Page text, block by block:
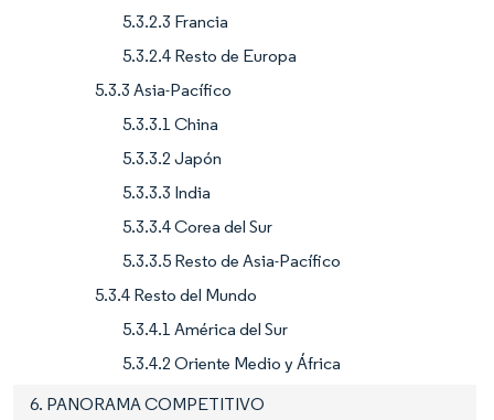
5.3.2.3 Francia
5.3.2.4 Resto de Europa
5.3.3 Asia-Pacífico
5.3.3.1 China
5.3.3.2 Japón
5.3.3.3 India
5.3.3.4 Corea del Sur
5.3.3.5 Resto de Asia-Pacífico
5.3.4 Resto del Mundo
5.3.4.1 América del Sur
5.3.4.2 Oriente Medio y África
6. PANORAMA COMPETITIVO